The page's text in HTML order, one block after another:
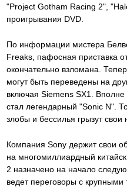
"Project Gotham Racing 2",
проигрывания DVD.
По информации мистера
Freaks, пафосная приставка
окончательно взломана.
могут быть переведены на
включая Siemens SX1. Вполне
стал легендарный "Sonic N".
злобы и бессилья грызут свои
Компания Sony держит свои
на многомиллиардный
2 назначено на начало
ведет переговоры с крупными